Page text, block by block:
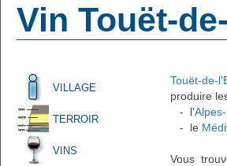
Vin Touët-
VILLAGE
TERROIR
VINS
Touët-de-
produire
- l'
- le
Vous